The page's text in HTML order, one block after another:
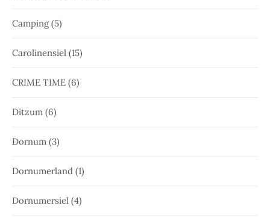
Camping(5)
Carolinensiel (15)
CRIME TIME (6)
Ditzum (6)
Dornum (3)
Dornumerland (1)
Dornumersiel (4)